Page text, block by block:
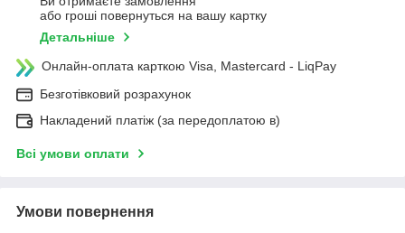
або гроші повернуться на вашу картку
Детальніше
Онлайн-оплата карткою Visa, Mastercard - LiqPay
Безготівковий розрахунок
Накладений платіж (за передоплатою в)
Всі умови оплати
Умови повернення